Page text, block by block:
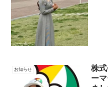
お知らせ
株
ー